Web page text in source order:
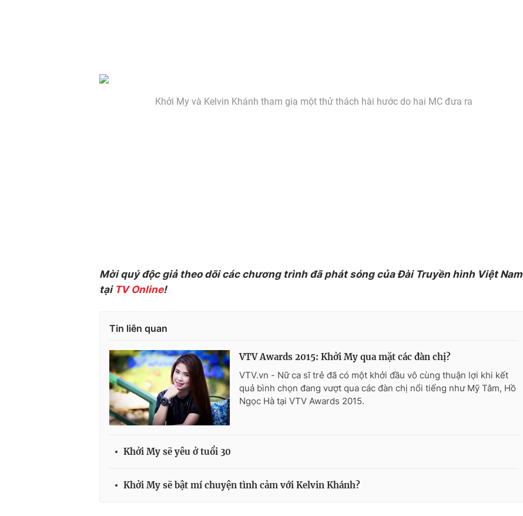
Khởi My và Kelvin Khánh tham gia một thử thách hài hước do hai MC đưa ra
Mời quý độc giả theo dõi các chương trình đã phát sóng của Đài Truyền hình Việt Nam
tại TV Online!
Tin liên quan
VTV Awards 2015: Khởi My qua mặt các đàn chị?
VTV.vn - Nữ ca sĩ trẻ đã có một khởi đầu vô cùng thuận lợi khi kết
quả bình chọn đang vượt qua các đàn chị nổi tiếng như Mỹ Tâm, Hồ
Ngọc Hà tại VTV Awards 2015.
Khởi My sẽ yêu ở tuổi 30
Khởi My sẽ bật mí chuyện tình cảm với Kelvin Khánh?